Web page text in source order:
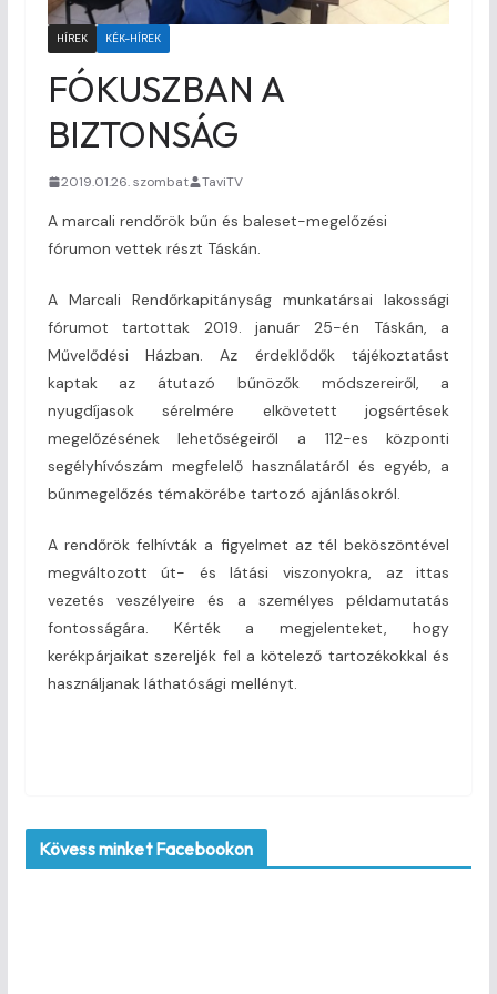
HÍREK KÉK-HÍREK
FÓKUSZBAN A
BIZTONSÁG
2019.01.26. szombat TaviTV
A marcali rendőrök bűn és baleset-megelőzési
fórumon vettek részt Táskán.
A Marcali Rendőrkapitányság munkatársai lakossági
fórumot tartottak 2019. január 25-én Táskán, a
Művelődési Házban. Az érdeklődők tájékoztatást
kaptak az átutazó bűnözők módszereiről, a
nyugdíjasok sérelmére elkövetett jogsértések
megelőzésének lehetőségeiről a 112-es központi
segélyhívószám megfelelő használatáról és egyéb, a
bűnmegelőzés témakörébe tartozó ajánlásokról.
A rendőrök felhívták a figyelmet az tél beköszöntével
megváltozott út- és látási viszonyokra, az ittas
vezetés veszélyeire és a személyes példamutatás
fontosságára. Kérték a megjelenteket, hogy
kerékpárjaikat szereljék fel a kötelező tartozékokkal és
használjanak láthatósági mellényt.
Kövess minket Facebookon